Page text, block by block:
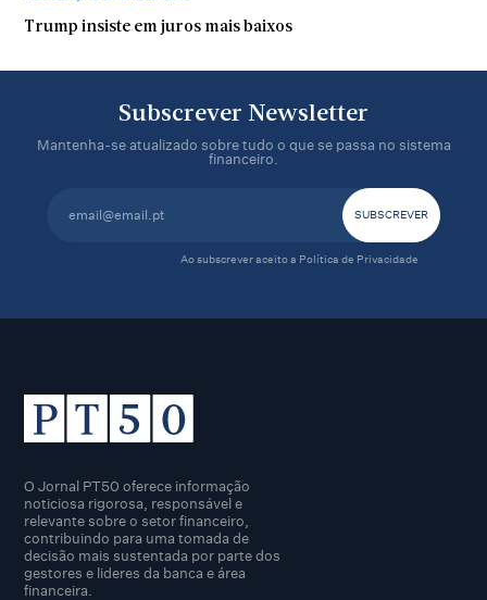
Trump insiste em juros mais baixos
Subscrever Newsletter
Mantenha-se atualizado sobre tudo o que se passa no sistema
financeiro.
Ao subscrever aceito a Política de Privacidade
O Jornal PT50 oferece informação
noticiosa rigorosa, responsável e
relevante sobre o setor financeiro,
contribuindo para uma tomada de
decisão mais sustentada por parte dos
gestores e lideres da banca e área
financeira.